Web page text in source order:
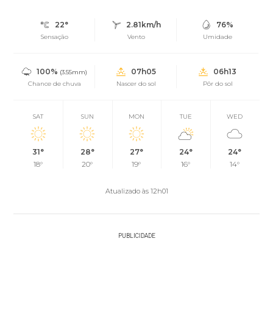
22°
Sensação
2.81km/h
Vento
76%
Umidade
100% (3.55mm)
Chance de chuva
07h05
Nascer do sol
06h13
Pôr do sol
SAT
31°
18°
SUN
28°
20°
MON
27°
19°
TUE
24°
16°
WED
24°
14°
Atualizado às 12h01
PUBLICIDADE